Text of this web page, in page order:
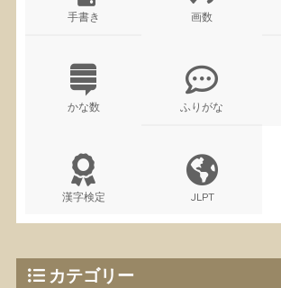
手書き 画数
かな数 ふりがな
漢字検定 JLPT
カテゴリー